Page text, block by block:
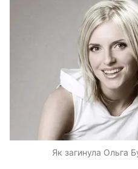
Як загинула Ольга